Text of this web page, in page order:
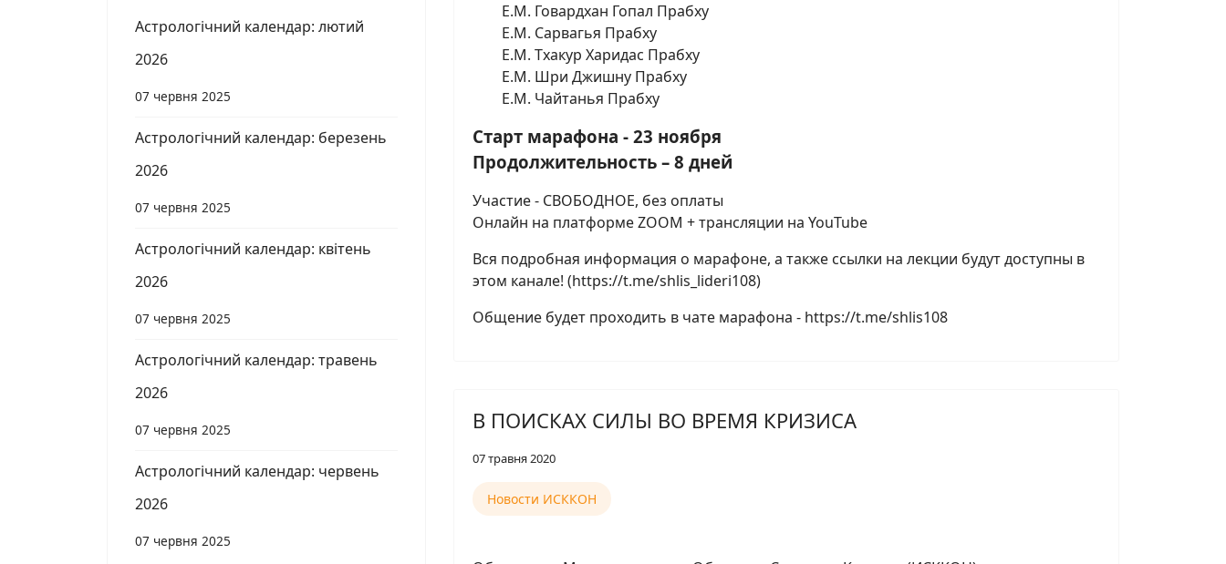
Астрологічний календар: лютий
2026
07 червня 2025
Астрологічний календар: березень
2026
07 червня 2025
Астрологічний календар: квітень
2026
07 червня 2025
Астрологічний календар: травень
2026
07 червня 2025
Астрологічний календар: червень
2026
07 червня 2025
Е.М. Говардхан Гопал Прабху
Е.М. Сарвагья Прабху
Е.М. Тхакур Харидас Прабху
Е.М. Шри Джишну Прабху
Е.М. Чайтанья Прабху
Старт марафона - 23 ноября
Продолжительность – 8 дней
Участие - СВОБОДНОЕ, без оплаты
Онлайн на платформе ZOOM + трансляции на YouTube
Вся подробная информация о марафоне, а также ссылки на лекции будут доступны в
этом канале! (https://t.me/shlis_lideri108)
Общение будет проходить в чате марафона - https://t.me/shlis108
В ПОИСКАХ СИЛЫ ВО ВРЕМЯ КРИЗИСА
07 травня 2020
Новости ИСККОН